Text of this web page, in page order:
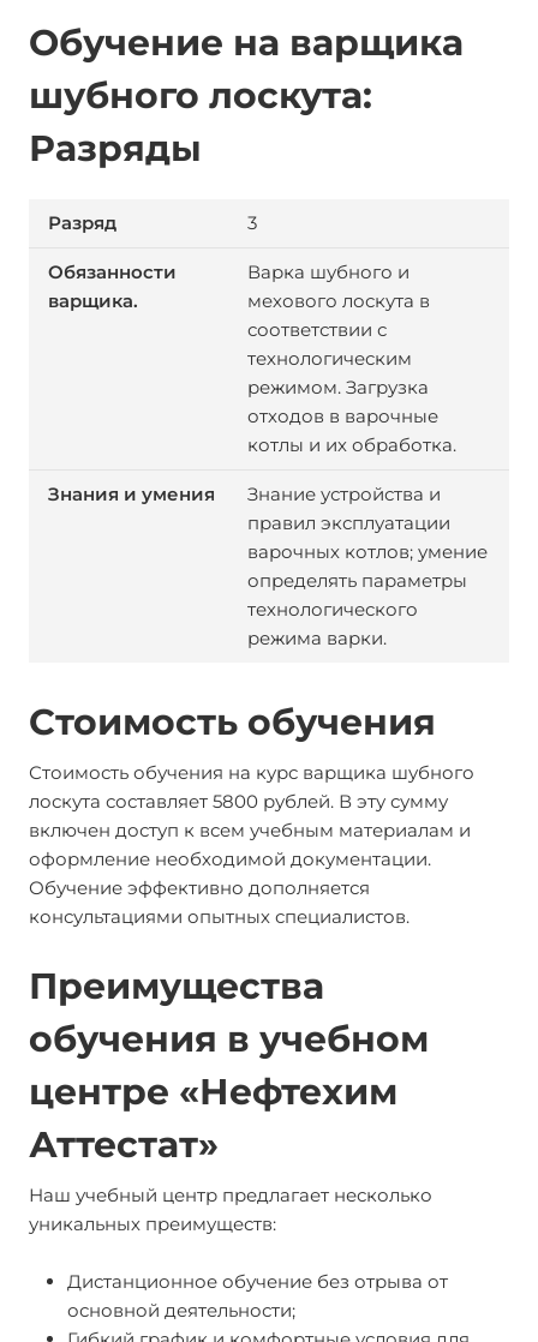
Обучение на варщика
шубного лоскута:
Разряды
3
Варка шубного и
мехового лоскута в
соответствии с
технологическим
режимом. Загрузка
отходов в варочные
котлы и их обработка.
Знание устройства и
правил эксплуатации
варочных котлов; умение
определять параметры
технологического
режима варки.
Стоимость обучения
Стоимость обучения на курс варщика шубного
лоскута составляет 5800 рублей. В эту сумму
включен доступ к всем учебным материалам и
оформление необходимой документации.
Обучение эффективно дополняется
консультациями опытных специалистов.
Преимущества
обучения в учебном
центре «Нефтехим
Аттестат»
Наш учебный центр предлагает несколько
уникальных преимуществ:
Дистанционное обучение без отрыва от
основной деятельности;